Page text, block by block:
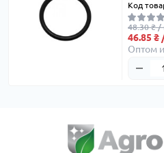
Код
48.30 ₴ /
46.85 ₴
Оптом